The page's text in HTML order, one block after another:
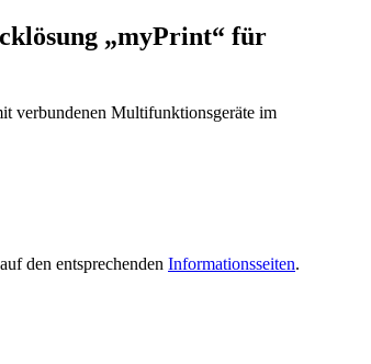
„myPrint“ für
verbundenen Multifunktionsgeräte im
den entsprechenden Informationsseiten.